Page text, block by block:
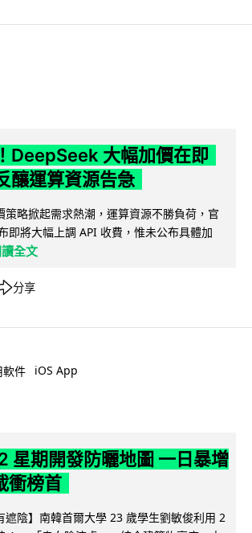
DeepSeek 大幅加價在即
釀運算資源告急
策略掀起需求熱潮，運算資源不勝負荷，官
即將大幅上調 API 收費，惟未公布具體加
讀全文
分享
軟件 iOS App
星期開發防曬地圖 一日暴增
衝榜首
遮陰】南韓首爾大學 23 歲學生劉敏俊利用 2